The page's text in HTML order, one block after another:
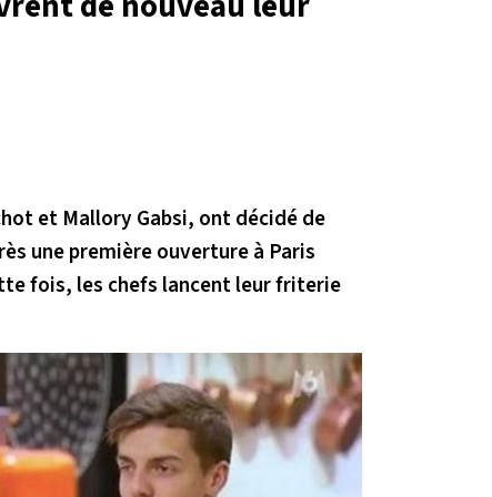
et Mallory Gabsi, ont décidé de
une première ouverture à Paris
fois, les chefs lancent leur friterie